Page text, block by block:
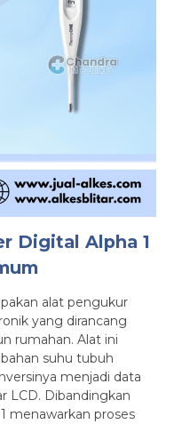
Digital Alpha 1
alat pengukur
yang dirancang
rumahan. Alat ini
suhu tubuh
menjadi data
LCD. Dibandingkan
menawarkan proses